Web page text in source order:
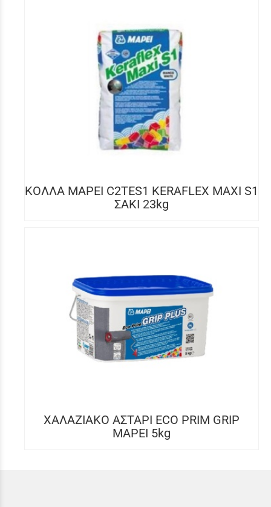
ΚΟΛΛΑ MAPEI C2TES1 KERAFLEX MAXI S1
ΣΑΚΙ 23kg
ΧΑΛΑΖΙΑΚΟ ΑΣΤΑΡΙ ECO PRIM GRIP
MAPEI 5kg